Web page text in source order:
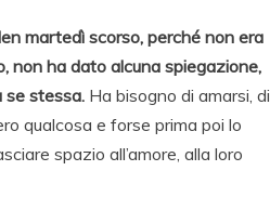
martedì scorso, perché non era
non ha dato alcuna spiegazione,
se stessa. Ha bisogno di amarsi, di
qualcosa e forse prima poi lo
spazio all’amore, alla loro